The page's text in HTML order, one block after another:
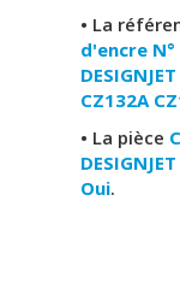
• La
d'encre N°
CZ132A
• La pièce
Oui.